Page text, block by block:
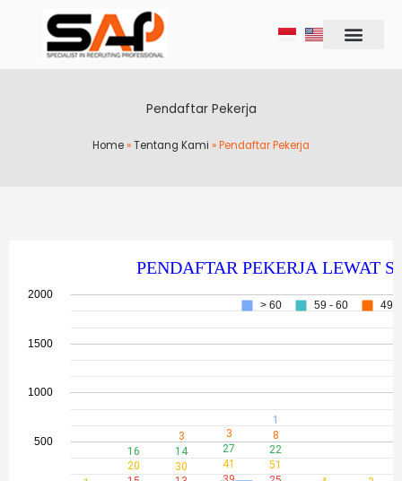
Pendaftar Pekerja
Home»Tentang Kami »Pendaftar Pekerja